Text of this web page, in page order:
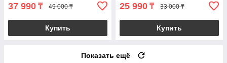
37 990 ₸ 49 000 ₸
Купить
25 990 ₸ 33 000 ₸
Купить
Показать ещё